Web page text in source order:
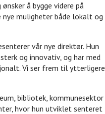
å bygge videre på
nye muligheter både lokalt og
vår nye direktør. Hun
og innovativ, og har med
Vi ser frem til ytterligere
bibliotek, kommunesektor
hvor hun utviklet senteret